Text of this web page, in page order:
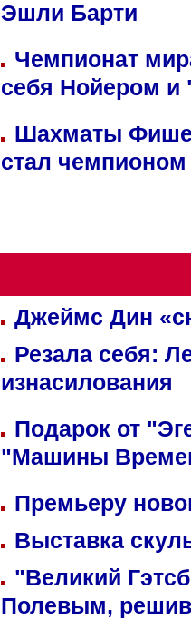
Эшли Барти
Чемпионат
себя Нойером и
Шахматы
стал
Джеймс Дин
Резала себя:
изнасилования
Подарок от
"Машины
Премьеру
Выставка
"Великий
Полевым,